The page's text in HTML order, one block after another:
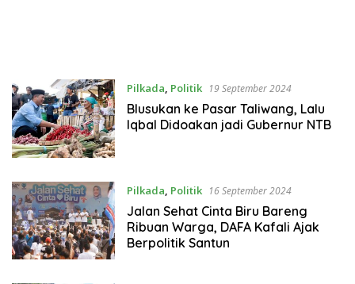
Pilkada, Politik 19 September 2024
Blusukan ke Pasar Taliwang, Lalu
Iqbal Didoakan jadi Gubernur NTB
Pilkada, Politik 16 September 2024
Jalan Sehat Cinta Biru Bareng
Ribuan Warga, DAFA Kafali Ajak
Berpolitik Santun